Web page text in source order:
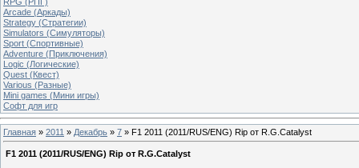
Arcade (Аркады)
Strategy (Стратегии)
Simulators (Симуляторы)
Sport (Спортивные)
Adventure (Приключения)
Logic (Логические)
Quest (Квест)
Various (Разные)
Mini games (Мини игры)
Софт для игр
Главная » 2011 » Декабрь » 7 » F1 2011 (2011/RUS/ENG) Rip от R.G.Catalyst
F1 2011 (2011/RUS/ENG) Rip от R.G.Catalyst